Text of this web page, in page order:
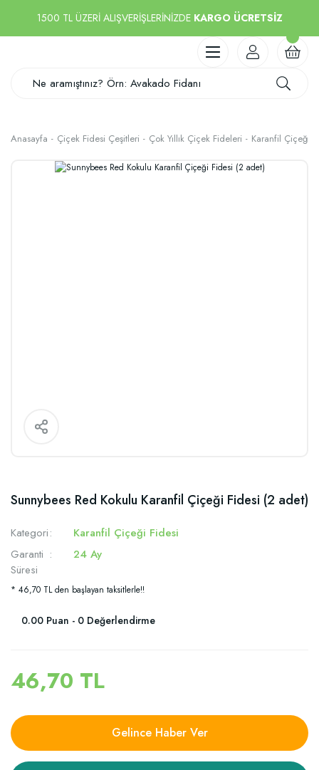
1500 TL ÜZERİ ALIŞVERİŞLERİNİZDE KARGO ÜCRETSİZ
Anasayfa Çiçek Fidesi Çeşitleri Çok Yıllık Çiçek Fideleri Karanfil Çiçeği
Sunnybees Red Kokulu Karanfil Çiçeği Fidesi (2 adet)
Kategori
Karanfil Çiçeği Fidesi
Garanti
Süresi
24 Ay
* 46,70 TL den başlayan taksitlerle!!
0.00 Puan - 0 Değerlendirme
46,70 TL
Gelince Haber Ver